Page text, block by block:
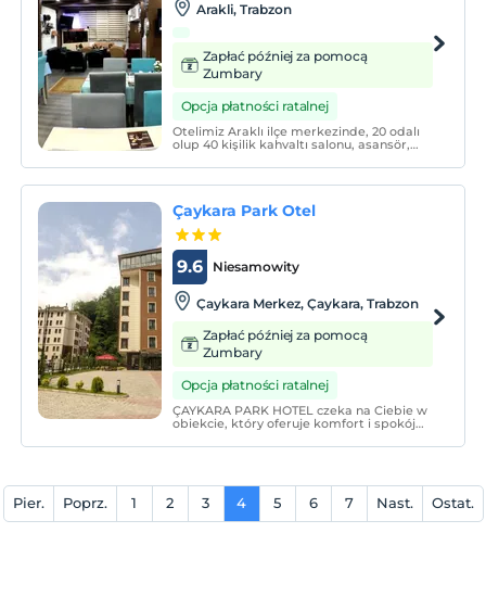
Arakli, Trabzon
Zapłać później za pomocą
Zumbary
Opcja płatności ratalnej
Otelimiz Araklı ilçe merkezinde, 20 odalı
olup 40 kişilik kahvaltı salonu, asansör,
büfe hizmeti sunar.
Çaykara Park Otel
Niesamowity
9.6
Çaykara Merkez, Çaykara, Trabzon
Zapłać później za pomocą
Zumbary
Opcja płatności ratalnej
ÇAYKARA PARK HOTEL czeka na Ciebie w
obiekcie, który oferuje komfort i spokój
przyjaznym i profesjonalnym personelem
poczujesz się jak w domu.
Pier. Poprz. 1 2 3 4 5 6 7 Nast. Ostat.